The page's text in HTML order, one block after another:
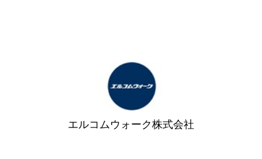
エルコムウォーク株式会社